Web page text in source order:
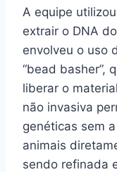
A equipe
extrair o DNA
envolveu o uso
“bead basher”,
liberar o
não invasiva
genéticas sem
animais
sendo refinada